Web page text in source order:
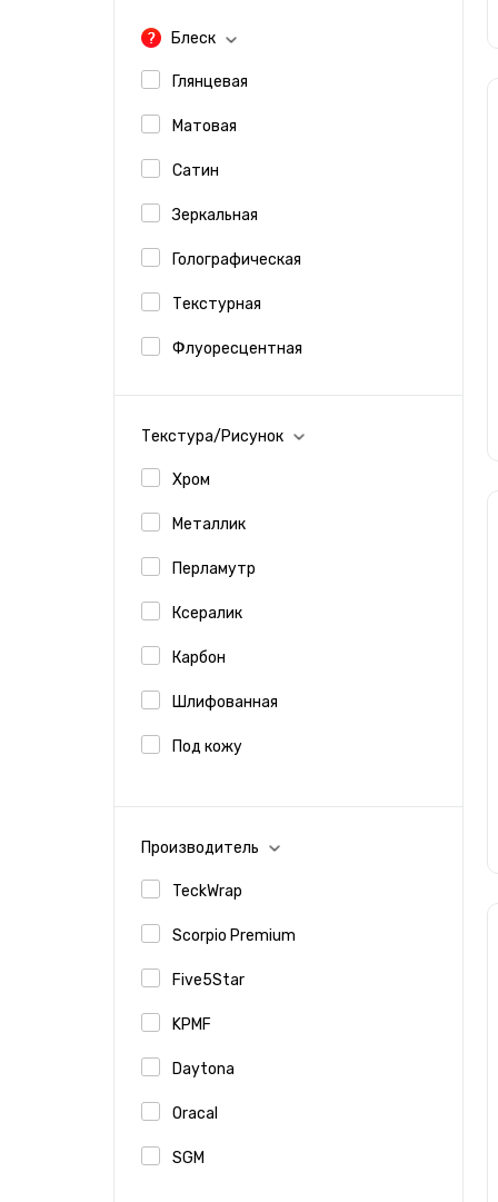
Блеск
Глянцевая
Матовая
Сатин
Зеркальная
Голографическая
Текстурная
Флуоресцентная
Текстура/Рисунок
Хром
Металлик
Перламутр
Ксералик
Карбон
Шлифованная
Под кожу
Производитель
TeckWrap
Scorpio Premium
Five5Star
KPMF
Daytona
Oracal
SGM